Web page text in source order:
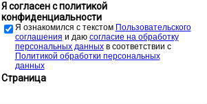
Я согласен с политикой
конфиденциальности
Я ознакомился с текстом Пользовательского
соглашения и даю cогласие на обработку
персональных данныхв соответствии с
Политикой обработки персональных
данных
Страница